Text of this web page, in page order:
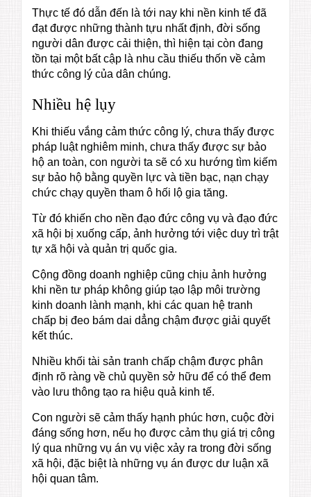
Thực tế đó dẫn đến là tới nay khi nền kinh tế đã
đạt được những thành tựu nhất định, đời sống
người dân được cải thiện, thì hiện tại còn đang
tồn tại một bất cập là nhu cầu thiếu thốn về cảm
thức công lý của dân chúng.
Nhiều hệ lụy
Khi thiếu vắng cảm thức công lý, chưa thấy được
pháp luật nghiêm minh, chưa thấy được sự bảo
hộ an toàn, con người ta sẽ có xu hướng tìm kiếm
sự bảo hộ bằng quyền lực và tiền bạc, nạn chạy
chức chạy quyền tham ô hối lộ gia tăng.
Từ đó khiến cho nền đạo đức công vụ và đạo đức
xã hội bị xuống cấp, ảnh hưởng tới việc duy trì trật
tự xã hội và quản trị quốc gia.
Cộng đồng doanh nghiệp cũng chịu ảnh hưởng
khi nền tư pháp không giúp tạo lập môi trường
kinh doanh lành mạnh, khi các quan hệ tranh
chấp bị đeo bám dai dẳng chậm được giải quyết
kết thúc.
Nhiều khối tài sản tranh chấp chậm được phân
định rõ ràng về chủ quyền sở hữu để có thể đem
vào lưu thông tạo ra hiệu quả kinh tế.
Con người sẽ cảm thấy hạnh phúc hơn, cuộc đời
đáng sống hơn, nếu họ được cảm thụ giá trị công
lý qua những vụ án vụ việc xảy ra trong đời sống
xã hội, đặc biệt là những vụ án được dư luận xã
hội quan tâm.